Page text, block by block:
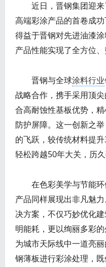
近日，晋钢集团迎来
高端彩涂产品的首卷成
得益于晋钢对先进油漆
产品性能实现了全方位、
晋钢与全球涂料行业
战略合作，携手采用顶
合高耐蚀性基板优势，
防护屏障。这一创新之
的飞跃，较传统材料提
轻松跨越50年大关，历久
在色彩美学与节能环
产品同样展现出非凡魅
决方案，不仅巧妙优化
明能耗，更以绚丽多彩
为城市天际线中一道亮
钢薄板进行彩涂处理，